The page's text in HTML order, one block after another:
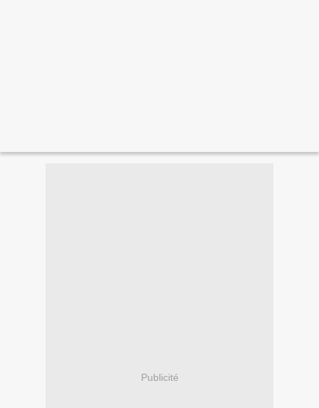
Publicité